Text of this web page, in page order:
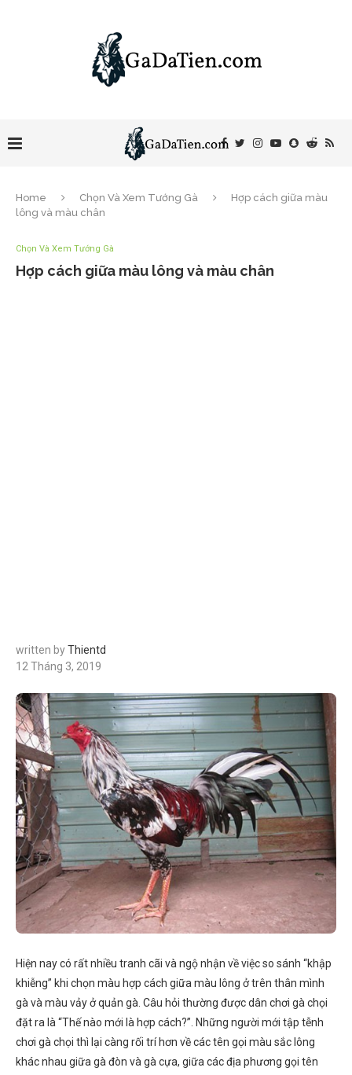
Home Chọn Và Xem Tướng Gà
Hợp cách giữa màu
lông và màu chân
Chọn Và Xem Tướng Gà
Hợp cách giữa màu lông và màu chân
written byThientd
12 Tháng 3, 2019
Hiện nay có rất nhiều tranh cãi và ngộ nhận về việc so sánh “khập
khiễng” khi chọn màu hợp cách giữa màu lông ở trên thân mình
gà và màu vảy ở quản gà. Câu hỏi thường được dân chơi gà chọi
đặt ra là “Thế nào mới là hợp cách?”. Những người mới tập tễnh
chơi gà chọi thì lại càng rối trí hơn về các tên gọi màu sắc lông
khác nhau giữa gà đòn và gà cựa, giữa các địa phương gọi tên